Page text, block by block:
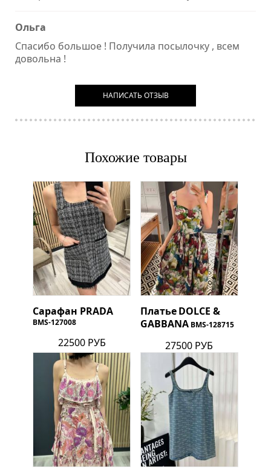
Ольга
Спасибо большое ! Получила посылочку , всем
довольна !
НАПИСАТЬ ОТЗЫВ
Похожие товары
Сарафан PRADA
BMS-127008
22500 РУБ
Платье DOLCE &
GABBANA BMS-128715
27500 РУБ